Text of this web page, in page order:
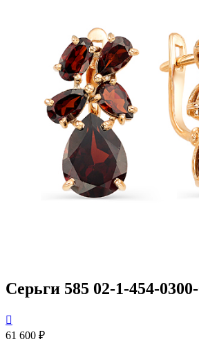
Серьги 585 02-1-454-

61 600 ₽